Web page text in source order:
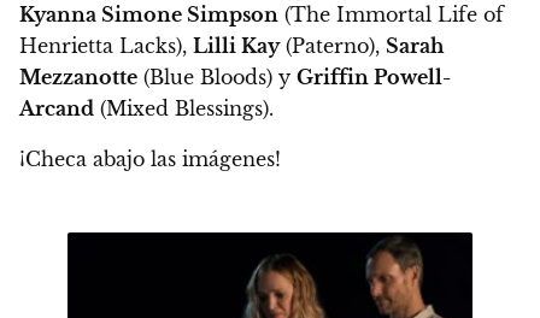
Kyanna Simone Simpson (The Immortal Life of
Henrietta Lacks), Lilli Kay(Paterno), Sarah
Mezzanotte (Blue Bloods) y Griffin Powell-
Arcand (Mixed Blessings).
¡Checa abajo las imágenes!